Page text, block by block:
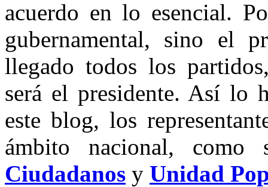
acuerdo en lo esencial.
gubernamental, sino el
llegado todos los
será el presidente. Así lo
este blog, los
ámbito nacional,
Ciudadanos y Unidad